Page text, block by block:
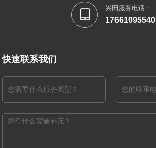
 兴田服务电话：
17661095540
快速联系我们